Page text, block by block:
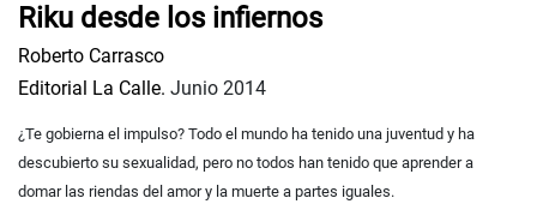
Riku desde los infiernos
Roberto Carrasco
Editorial La Calle. Junio 2014
¿Te gobierna el impulso? Todo el mundo ha tenido una juventud y ha
descubierto su sexualidad, pero no todos han tenido que aprender a
domar las riendas del amor y la muerte a partes iguales.